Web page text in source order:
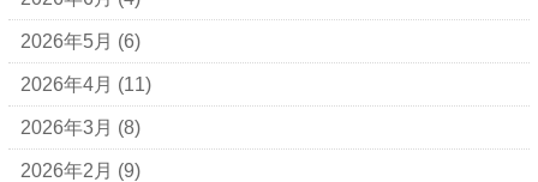
2026年5月 (6)
2026年4月 (11)
2026年3月 (8)
2026年2月 (9)